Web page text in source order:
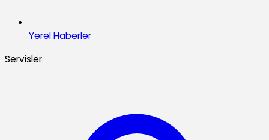
Yerel Haberler
Servisler